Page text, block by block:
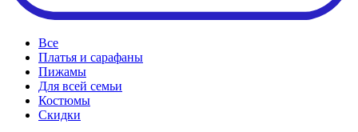
Все
Платья и сарафаны
Пижамы
Для всей семьи
Костюмы
Cкидки